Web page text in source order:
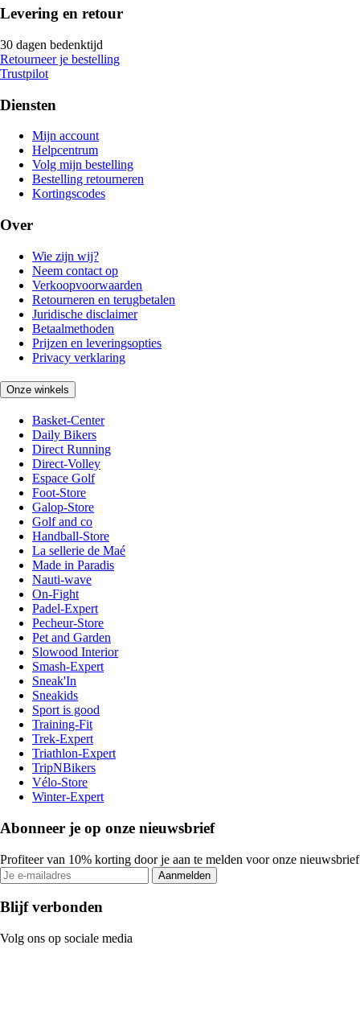
Levering en retour
30 dagen bedenktijd
Retourneer je bestelling
Trustpilot
Diensten
Mijn account
Helpcentrum
Volg mijn bestelling
Bestelling retourneren
Kortingscodes
Over
Wie zijn wij?
Neem contact op
Verkoopvoorwaarden
Retourneren en terugbetalen
Juridische disclaimer
Betaalmethoden
Prijzen en leveringsopties
Privacy verklaring
Onze winkels
Basket-Center
Daily Bikers
Direct Running
Direct-Volley
Espace Golf
Foot-Store
Galop-Store
Golf and co
Handball-Store
La sellerie de Maé
Made in Paradis
Nauti-wave
On-Fight
Padel-Expert
Pecheur-Store
Pet and Garden
Slowood Interior
Smash-Expert
Sneak'In
Sneakids
Sport is good
Training-Fit
Trek-Expert
Triathlon-Expert
TripNBikers
Vélo-Store
Winter-Expert
Abonneer je op onze nieuwsbrief
Profiteer van 10% korting door je aan te melden voor onze nieuwsbrief
Aanmelden
Blijf verbonden
Volg ons op sociale media